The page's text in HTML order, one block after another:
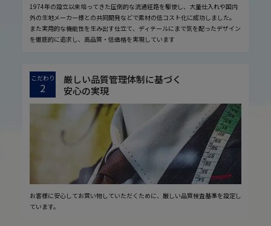
1974年の設立以来培ってきた圧倒的な流通経路を駆使し、大量仕入れや国内
外の生地メーカー様との共同開発などで素材の低コスト化に成功しました。
また実用的な機能性を生み出す仕立て、ディテールにまで気を配ったデザイン
を徹底的に追求し、高品質・低価格を実現しています
こだわり
2
厳しい品質管理体制に基づく
安心の実現
お客様に安心してお買い物していただくために、厳しい品質検査基準を設定し
ています。